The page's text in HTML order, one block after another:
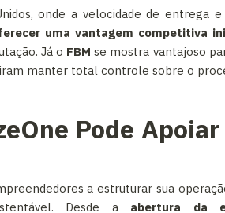
onde a velocidade de entrega
uma vantagem competitiva
Já o FBM se mostra vantajoso
manter total controle sobre o
Pode
a estruturar sua
Desde a abertura da